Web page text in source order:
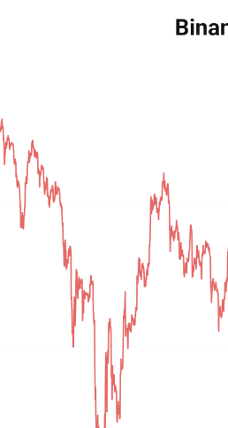
en Coinbase
van a explotar en 2025
baja capitalización
en Coinbase
van a explotar en 2025
baja capitalización